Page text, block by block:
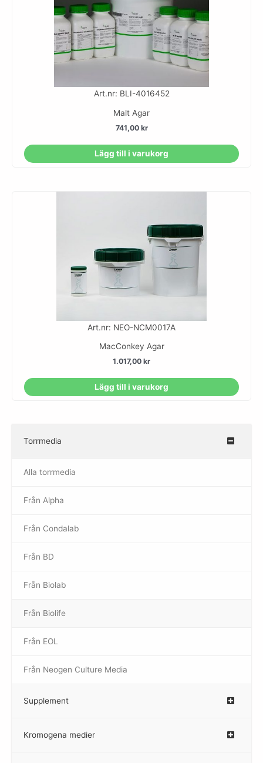
Art.nr: BLI-4016452
Malt Agar
741,00 kr
Lägg till i varukorg
Art.nr: NEO-NCM0017A
MacConkey Agar
1.017,00 kr
Lägg till i varukorg
Torrmedia
–
Alla torrmedia
Från Alpha
–
Från Condalab
Från BD
Från Biolab
–
Från Biolife
–
Från EOL
–
Från Neogen Culture Media
–
Supplement
–
Kromogena medier
–